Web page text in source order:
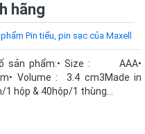
hãng
Pin tiểu, pin sạc của Maxell
số sản phẩm:• Size : AAA•
Volume : 3.4 cm3Made in
hộp & 40hộp/1 thùng...